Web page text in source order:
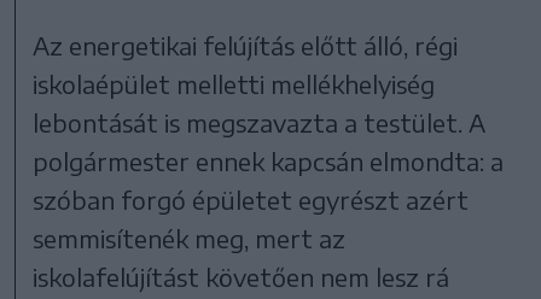
Az energetikai felújítás előtt álló, régi
iskolaépület melletti mellékhelyiség
lebontását is megszavazta a testület. A
polgármester ennek kapcsán elmondta: a
szóban forgó épületet egyrészt azért
semmisítenék meg, mert az
iskolafelújítást követően nem lesz rá